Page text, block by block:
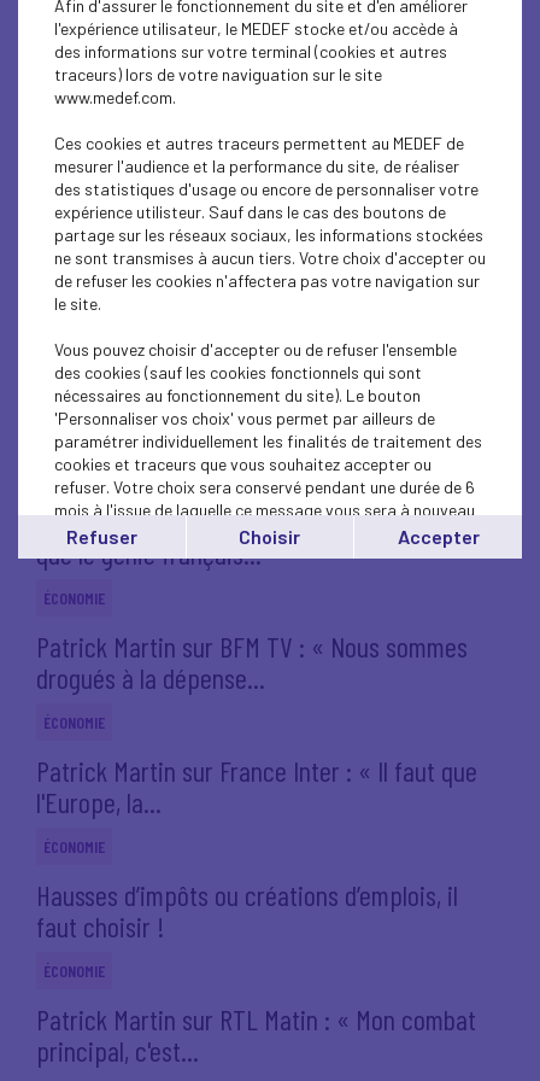
Patrick Martin sur Europe 1 - Retraites : «
Revenir à 63 ans...
ÉCONOMIE
Patrick Martin sur RMC : Croissance : nous
demandons au gouvernement...
ÉCONOMIE
Patrick Martin sur LCI : « On ne sait pas vivre
sans mondialisation...
ÉCONOMIE
Patrick Martin aux 4 Vérités : « Nous voulons
d'urgence des mesures...
ÉCONOMIE
Patrick Martin à RTL : "Il serait grand temps
que le génie français...
ÉCONOMIE
Patrick Martin sur BFM TV : « Nous sommes
drogués à la dépense...
ÉCONOMIE
Patrick Martin sur France Inter : « Il faut que
l'Europe, la...
ÉCONOMIE
Hausses d’impôts ou créations d’emplois, il
faut choisir !
ÉCONOMIE
Patrick Martin sur RTL Matin : « Mon combat
principal, c'est...
Afin d'assurer le fonctionnement du site et d'en améliorer
l'expérience utilisateur, le MEDEF stocke et/ou accède à
des informations sur votre terminal (cookies et autres
traceurs) lors de votre naviguation sur le site
www.medef.com.
Ces cookies et autres traceurs permettent au MEDEF de
mesurer l'audience et la performance du site, de réaliser
des statistiques d'usage ou encore de personnaliser votre
expérience utilisteur. Sauf dans le cas des boutons de
partage sur les réseaux sociaux, les informations stockées
ne sont transmises à aucun tiers. Votre choix d'accepter ou
de refuser les cookies n'affectera pas votre navigation sur
le site.
Vous pouvez choisir d'accepter ou de refuser l'ensemble
des cookies (sauf les cookies fonctionnels qui sont
nécessaires au fonctionnement du site). Le bouton
'Personnaliser vos choix' vous permet par ailleurs de
paramétrer individuellement les finalités de traitement des
cookies et traceurs que vous souhaitez accepter ou
refuser. Votre choix sera conservé pendant une durée de 6
mois à l'issue de laquelle ce message vous sera à nouveau
affiché..
Vous pouvez modifier votre choix à tout moment en
Refuser Choisir Accepter